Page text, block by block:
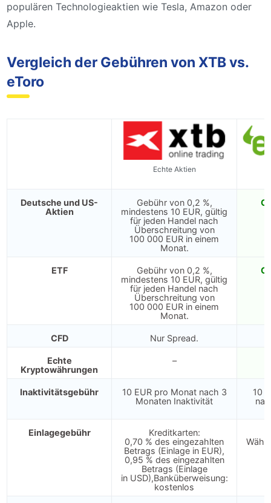
populären Technologieaktien wie Tesla, Amazon oder
Apple.
Vergleich der Gebühren von XTB vs.
eToro
Echte Aktien
Deutsche und US-
Aktien
Gebühr von 0,2 %,
mindestens 10 EUR, gültig
für jeden Handel nach
Überschreitung von
100 000 EUR in einem
Monat.
ETF
Gebühr von 0,2 %,
mindestens 10 EUR, gültig
für jeden Handel nach
Überschreitung von
100 000 EUR in einem
Monat.
CFD Nur Spread.
Echte
Kryptowährungen
–
Inaktivitätsgebühr
10 EUR pro Monat nach 3
Monaten Inaktivität
10
Einlagegebühr
Kreditkarten:
0,70 % des eingezahlten
Betrags (Einlage in EUR),
0,95 % des eingezahlten
Betrags (Einlage
in USD),Banküberweisung:
kostenlos